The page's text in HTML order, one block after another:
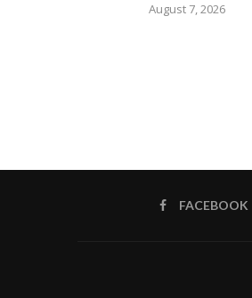
August 7, 2026
FACEBOOK